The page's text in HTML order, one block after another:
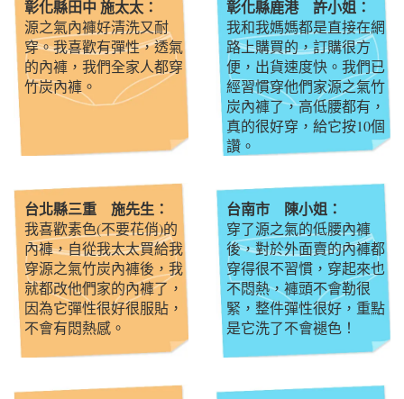
彰化縣田中 施太太：
源之氣內褲好清洗又耐
穿。我喜歡有彈性，透氣
的內褲，我們全家人都穿
竹炭內褲。
彰化縣鹿港 許小姐：
我和我媽媽都是直接在網
路上購買的，訂購很方
便，出貨速度快。我們已
經習慣穿他們家源之氣竹
炭內褲了，高低腰都有，
真的很好穿，給它按10個
讚。
台北縣三重 施先生：
我喜歡素色(不要花俏)的
內褲，自從我太太買給我
穿源之氣竹炭內褲後，我
就都改他們家的內褲了，
因為它彈性很好很服貼，
不會有悶熱感。
台南市 陳小姐：
穿了源之氣的低腰內褲
後，對於外面賣的內褲都
穿得很不習慣，穿起來也
不悶熱，褲頭不會勒很
緊，整件彈性很好，重點
是它洗了不會褪色！